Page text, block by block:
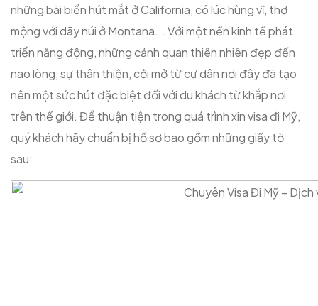
những bãi biển hút mắt ở California, có lúc hùng vĩ, thơ
mộng với dãy núi ở Montana... Với một nền kinh tế phát
triển năng động, những cảnh quan thiên nhiên đẹp đến
nao lòng, sự thân thiện, cởi mở từ cư dân nơi đây đã tạo
nên một sức hút đặc biệt đối với du khách từ khắp nơi
trên thế giới. Để thuận tiện trong quá trình xin visa đi Mỹ,
quý khách hãy chuẩn bị hồ sơ bao gồm những giấy tờ
sau: